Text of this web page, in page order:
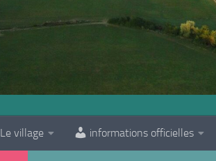
Le village informations officielles